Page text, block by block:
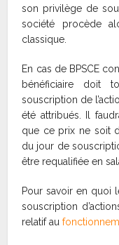
son privilège de
société procède
classique.
En cas de BPSCE
bénéficiaire doit
souscription de
été attribués. Il
que ce prix ne soit
du jour de
être requalifiée en
Pour savoir en quoi
souscription
relatif au